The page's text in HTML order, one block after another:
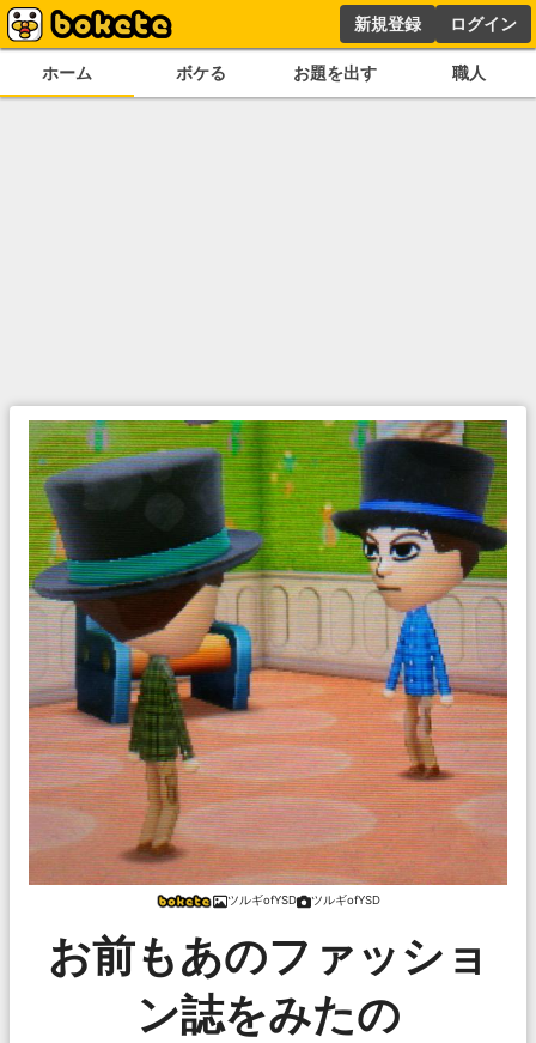
新規登録 ログイン
ホーム ボケる お題を出す 職人
ツルギofYSD ツルギofYSD
お前もあのファッショ
ン誌をみたの